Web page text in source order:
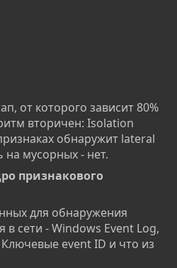
от которого зависит 80%
вторичен: Isolation
обнаружит lateral
на мусорных - нет.
признакового
для обнаружения
сети - Windows Event Log,
event ID и что из